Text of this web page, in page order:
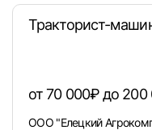
Тракторист-
от 70 000₽ до 200
ООО "Елецкий